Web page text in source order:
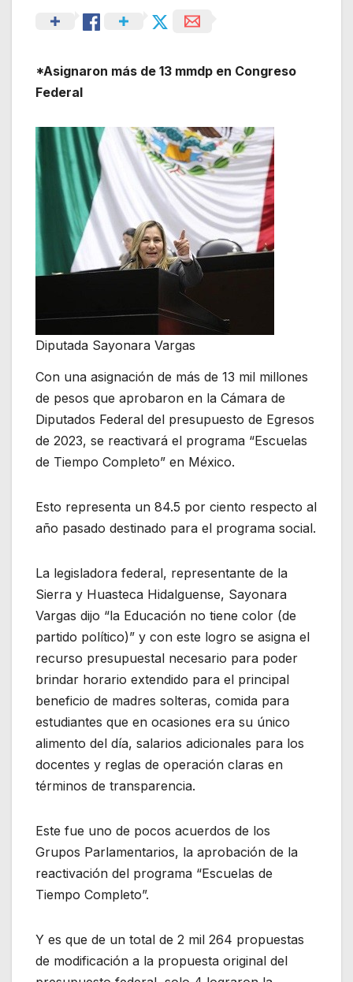
*Asignaron más de 13 mmdp en Congreso
Federal
Diputada Sayonara Vargas
Con una asignación de más de 13 mil millones
de pesos que aprobaron en la Cámara de
Diputados Federal del presupuesto de Egresos
de 2023, se reactivará el programa “Escuelas
de Tiempo Completo” en México.
Esto representa un 84.5 por ciento respecto al
año pasado destinado para el programa social.
La legisladora federal, representante de la
Sierra y Huasteca Hidalguense, Sayonara
Vargas dijo “la Educación no tiene color (de
partido político)” y con este logro se asigna el
recurso presupuestal necesario para poder
brindar horario extendido para el principal
beneficio de madres solteras, comida para
estudiantes que en ocasiones era su único
alimento del día, salarios adicionales para los
docentes y reglas de operación claras en
términos de transparencia.
Este fue uno de pocos acuerdos de los
Grupos Parlamentarios, la aprobación de la
reactivación del programa “Escuelas de
Tiempo Completo”.
Y es que de un total de 2 mil 264 propuestas
de modificación a la propuesta original del